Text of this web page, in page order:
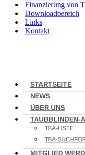
Finanzierung von
Downloadbereich
Links
Kontakt
STARTSEITE
NEWS
ÜBER UNS
TAUBBLINDEN-
TBA-LISTE
TBA-
MITGLIED